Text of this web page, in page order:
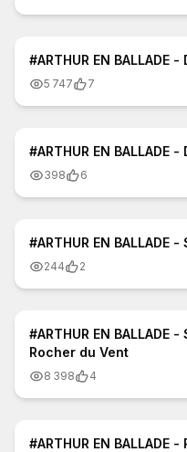
#ARTHUR EN BALLADE
5 747
7
#ARTHUR EN
398
6
#ARTHUR EN
244
2
#ARTHUR EN BALLADE
Rocher du Vent
8 398
4
#ARTHUR EN BALLADE